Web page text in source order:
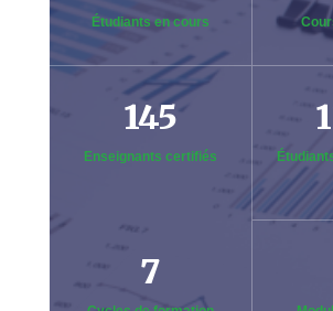
Étudiants en cours
145
Enseignants certifiés
7